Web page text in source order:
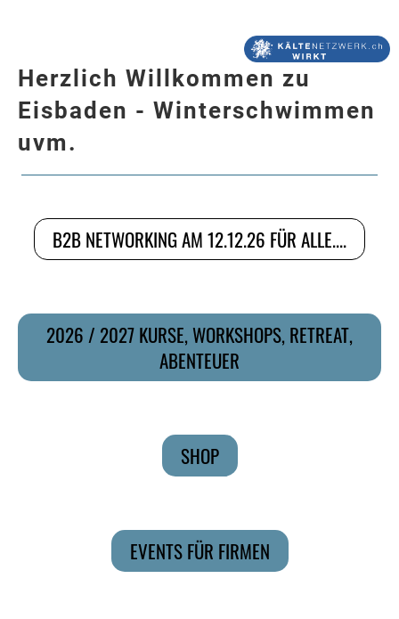
Herzlich Willkommen zu
Eisbaden - Winterschwimmen
uvm.
B2B NETWORKING AM 12.12.26 FÜR ALLE....
2026 / 2027 KURSE, WORKSHOPS, RETREAT,
ABENTEUER
SHOP
EVENTS FÜR FIRMEN